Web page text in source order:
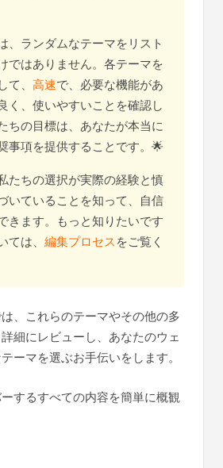
、ランダムなテーマをリスト
ではありません。各テーマを
、 高速で、必要な機能があ
く、使いやすいことを確認し
ちの目標は、あなたが本当に
事項を提供することです。🌟
たちの選択が実際の経験と慎
いていることを知って、自信
きます。もっと知りたいです
は、 編集プロセスをご覧く
、これらのテーマやその他の多
細にレビューし、あなたのウェ
ーマを選ぶお手伝いをします。
するすべての内容を簡単に概観